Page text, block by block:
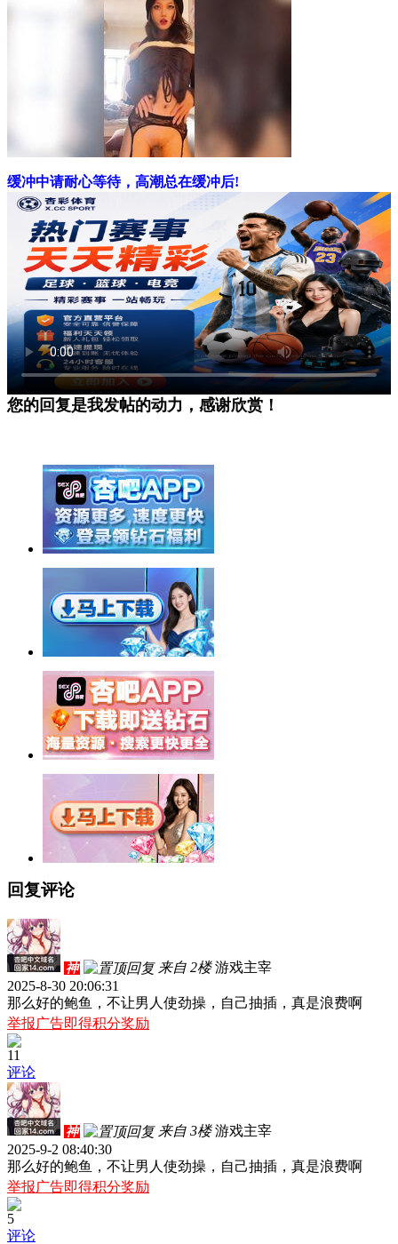
缓冲中请耐心等待，高潮总在缓冲后!
您的回复是我发帖的动力，感谢欣赏！
回复评论
神 来自 2楼 游戏主宰
2025-8-30 20:06:31
那么好的鲍鱼，不让男人使劲操，自己抽插，真是浪费啊
举报广告即得积分奖励
11
评论
神 来自 3楼 游戏主宰
2025-9-2 08:40:30
那么好的鲍鱼，不让男人使劲操，自己抽插，真是浪费啊
举报广告即得积分奖励
5
评论